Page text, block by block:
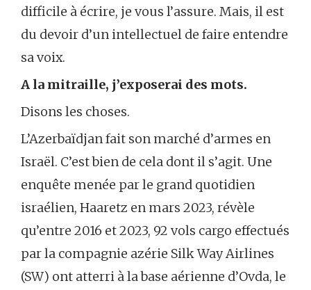
difficile à écrire, je vous l’assure. Mais, il est
du devoir d’un intellectuel de faire entendre
sa voix.
A la mitraille, j’exposerai des mots.
Disons les choses.
L’Azerbaïdjan fait son marché d’armes en
Israël. C’est bien de cela dont il s’agit. Une
enquête menée par le grand quotidien
israélien, Haaretz en mars 2023, révèle
qu’entre 2016 et 2023, 92 vols cargo effectués
par la compagnie azérie Silk Way Airlines
(SW) ont atterri à la base aérienne d’Ovda, le